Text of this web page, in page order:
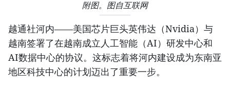
附图。图自互联网
越通社河内——美国芯片巨头英伟达（Nvidia）与
越南签署了在越南成立人工智能（AI）研发中心和
AI数据中心的协议。这标志着将河内建设成为东南亚
地区科技中心的计划迈出了重要一步。